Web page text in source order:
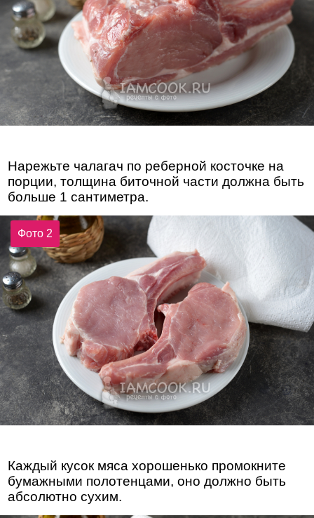
Нарежьте чалагач по реберной косточке на
порции, толщина биточной части должна быть
больше 1 сантиметра.
Фото 2
Каждый кусок мяса хорошенько промокните
бумажными полотенцами, оно должно быть
абсолютно сухим.